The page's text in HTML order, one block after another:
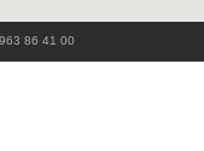
86 41 00